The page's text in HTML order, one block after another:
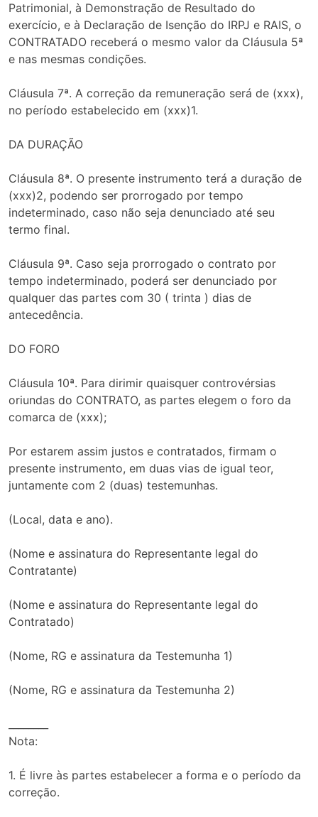
Patrimonial, à Demonstração de Resultado do
exercício, e à Declaração de Isenção do IRPJ e RAIS, o
CONTRATADO receberá o mesmo valor da Cláusula 5ª
e nas mesmas condições.
Cláusula 7ª. A correção da remuneração será de (xxx),
no período estabelecido em (xxx)1.
DA DURAÇÃO
Cláusula 8ª. O presente instrumento terá a duração de
(xxx)2, podendo ser prorrogado por tempo
indeterminado, caso não seja denunciado até seu
termo final.
Cláusula 9ª. Caso seja prorrogado o contrato por
tempo indeterminado, poderá ser denunciado por
qualquer das partes com 30 ( trinta ) dias de
antecedência.
DO FORO
Cláusula 10ª. Para dirimir quaisquer controvérsias
oriundas do CONTRATO, as partes elegem o foro da
comarca de (xxx);
Por estarem assim justos e contratados, firmam o
presente instrumento, em duas vias de igual teor,
juntamente com 2 (duas) testemunhas.
(Local, data e ano).
(Nome e assinatura do Representante legal do
Contratante)
(Nome e assinatura do Representante legal do
Contratado)
(Nome, RG e assinatura da Testemunha 1)
(Nome, RG e assinatura da Testemunha 2)
Nota:
1. É livre às partes estabelecer a forma e o período da
correção.